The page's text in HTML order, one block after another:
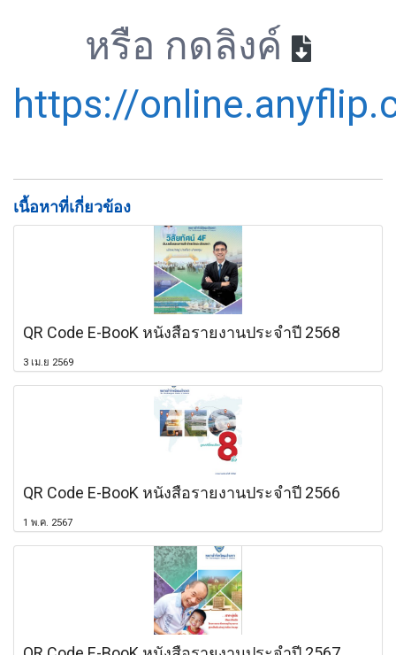
หรือ กดลิงค์
https://
เนื้อหาที่เกี่ยวข้อง
QR Code E-BooK หนังสือรายงานประจำปี 2568
3 เม.ย 2569
QR Code E-BooK หนังสือรายงานประจำปี 2566
1 พ.ค. 2567